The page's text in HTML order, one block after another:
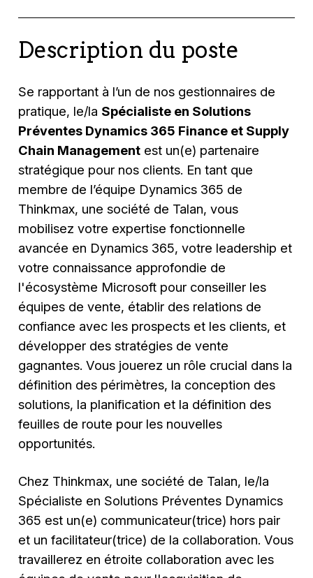
Description du poste
Se rapportant à l’un de nos gestionnaires de
pratique, le/la Spécialiste en Solutions
Préventes Dynamics 365 Finance et Supply
Chain Management est un(e) partenaire
stratégique pour nos clients. En tant que
membre de l’équipe Dynamics 365 de
Thinkmax, une société de Talan, vous
mobilisez votre expertise fonctionnelle
avancée en Dynamics 365, votre leadership et
votre connaissance approfondie de
l'écosystème Microsoft pour conseiller les
équipes de vente, établir des relations de
confiance avec les prospects et les clients, et
développer des stratégies de vente
gagnantes. Vous jouerez un rôle crucial dans la
définition des périmètres, la conception des
solutions, la planification et la définition des
feuilles de route pour les nouvelles
opportunités.
Chez Thinkmax, une société de Talan, le/la
Spécialiste en Solutions Préventes Dynamics
365 est un(e) communicateur(trice) hors pair
et un facilitateur(trice) de la collaboration. Vous
travaillerez en étroite collaboration avec les